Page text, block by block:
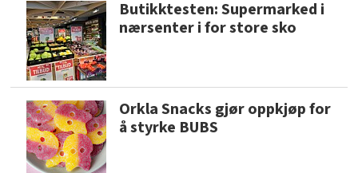
Butikktesten: Supermarked i
nærsenter i for store sko
Orkla Snacks gjør oppkjøp for
å styrke BUBS